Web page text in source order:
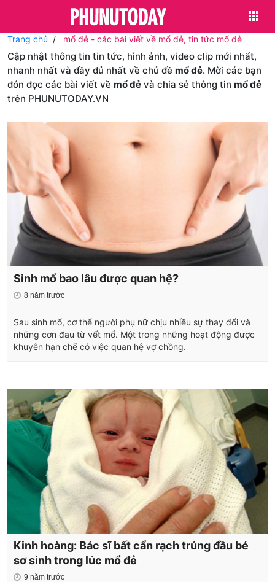
Trang chủ mổ đẻ - các bài viết về mổ đẻ, tin tức mổ đẻ
Cập nhật thông tin tin tức, hình ảnh, video clip mới nhất,
nhanh nhất và đầy đủ nhất về chủ đề mổ đẻ. Mời các bạn
đón đọc các bài viết về mổ đẻ và chia sẻ thông tin mổ đẻ
trên PHUNUTODAY.VN
Sinh mổ bao lâu được quan hệ?
8 năm trước
Sau sinh mổ, cơ thể người phụ nữ chịu nhiều sự thay đổi và
những cơn đau từ vết mổ. Một trong những hoạt động được
khuyên hạn chế có việc quan hệ vợ chồng.
Kinh hoàng: Bác sĩ bất cẩn rạch trúng đầu bé
sơ sinh trong lúc mổ đẻ
9 năm trước